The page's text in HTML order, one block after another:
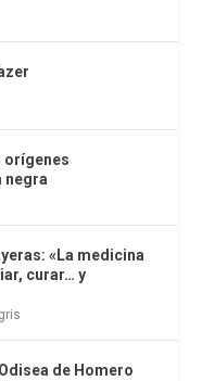
orígenes
negra
«La medicina
curar… y
de Homero